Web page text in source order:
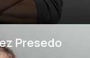
Presedo